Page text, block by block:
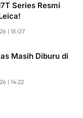
Series Resmi
| 18:07
Masih Diburu di
| 14:22